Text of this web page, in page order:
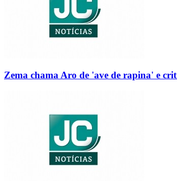
Zema chama Aro de 'ave de rapina' e